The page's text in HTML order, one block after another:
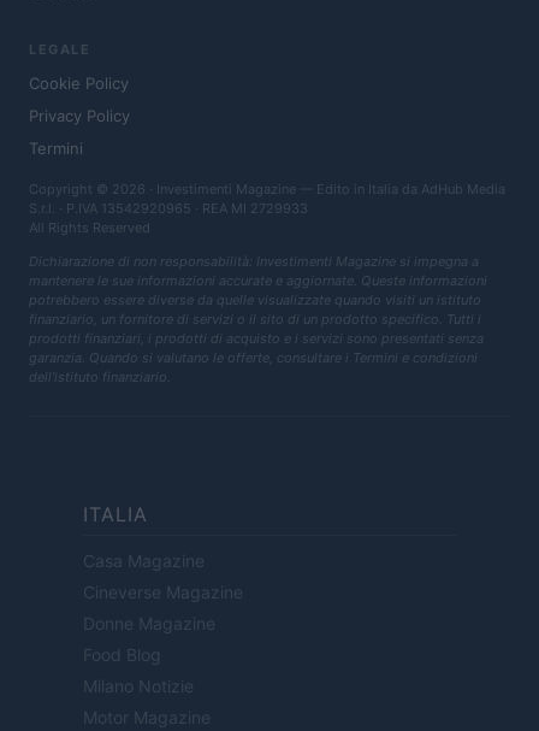
LEGALE
Cookie Policy
Privacy Policy
Termini
Copyright © 2026 · Investimenti Magazine — Edito in Italia da AdHub Media
S.r.l. · P.IVA 13542920965 · REA MI 2729933
All Rights Reserved
Dichiarazione di non responsabilità: Investimenti Magazine si impegna a
mantenere le sue informazioni accurate e aggiornate. Queste informazioni
potrebbero essere diverse da quelle visualizzate quando visiti un istituto
finanziario, un fornitore di servizi o il sito di un prodotto specifico. Tutti i
prodotti finanziari, i prodotti di acquisto e i servizi sono presentati senza
garanzia. Quando si valutano le offerte, consultare i Termini e condizioni
dell'istituto finanziario.
ITALIA
Casa Magazine
Cineverse Magazine
Donne Magazine
Food Blog
Milano Notizie
Motor Magazine